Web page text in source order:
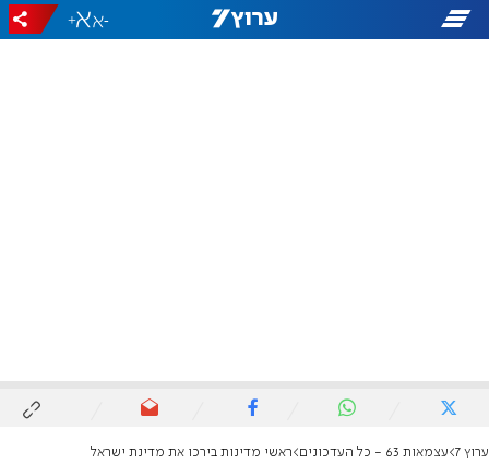
-
+
ערוץ 7 עצמאות 63 - כל העדכונים ראשי מדינות בירכו את מדינת ישראל